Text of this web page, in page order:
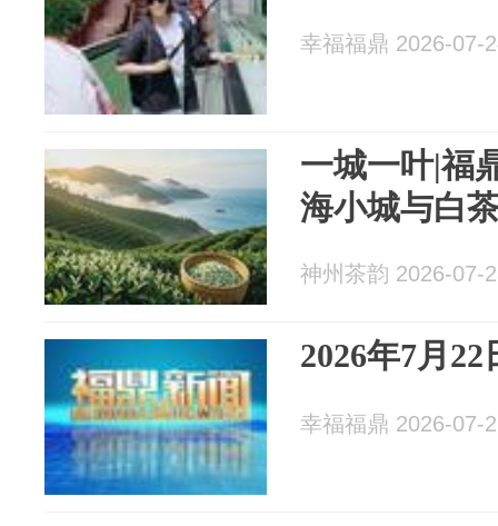
幸福福鼎 2026-07-
一城一叶|福
海小城与白
神州茶韵 2026-07-
2026年7月
幸福福鼎 2026-07-